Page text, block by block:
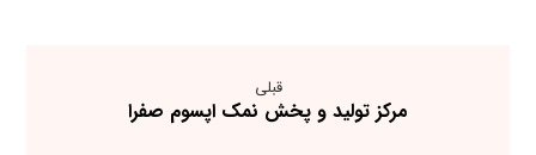
قبلی
مرکز تولید و پخش نمک اپسوم صفرا